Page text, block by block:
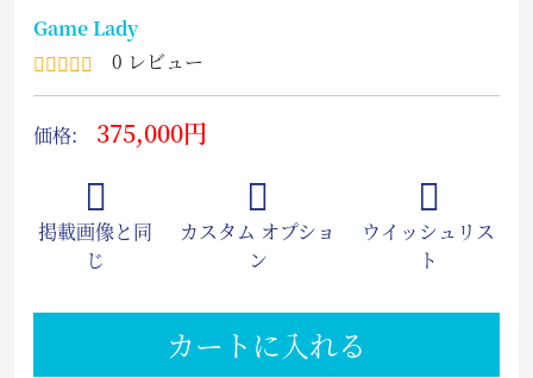
Game Lady
0 レビュー
価格: 375,000円
掲載画像と同
じ
カスタム オプショ
ン
ウイッシュリス
ト
カートに入れる